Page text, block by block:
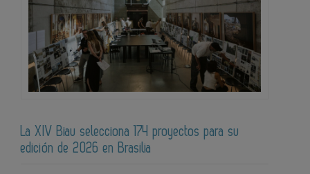
La XIV Biau selecciona 174 proyectos para su
edición de 2026 en Brasilia